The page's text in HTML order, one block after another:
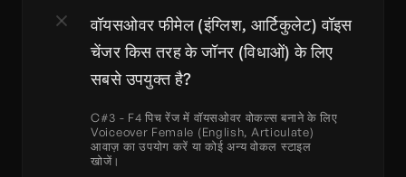
वॉयसओवर फीमेल (इंग्लिश, आर्टिकुलेट) वॉइस
चेंजर किस तरह के जॉनर (विधाओं) के लिए
सबसे उपयुक्त है?
C#3 - F4 पिच रेंज में वॉयसओवर वोकल्स बनाने के लिए
Voiceover Female (English, Articulate)
आवाज़ का उपयोग करें या कोई अन्य वोकल स्टाइल
खोजें।